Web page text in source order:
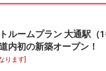
ルームプラン 大通駅（
内初の新築オープン！
ります]